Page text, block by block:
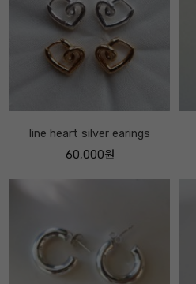
line heart silver earings
60,000원